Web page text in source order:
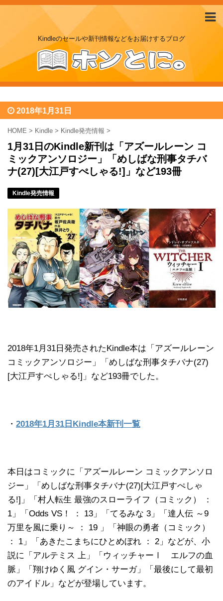
Kindleのセールや新刊情報などをお届けするブログ
2018年1月31日
HOME > Kindle > Kindle発売情報 >
1月31日のKindle新刊は「アズールレーン コ
ミックアンソロジー」「めしばな刑事タチバ
ナ(27)[大江戸すぺしゃる!]」など193冊
Kindle発売情報
2018年1月31日発売されたKindle本は「アズールレーン
コミックアンソロジー」「めしばな刑事タチバナ(27)
[大江戸すぺしゃる!]」など193冊でした。
・ 2018年1月31日Kindle本新刊一覧
本日はコミックに「アズールレーン コミックアンソロ
ジー」「めしばな刑事タチバナ(27)[大江戸すぺしゃ
る!]」「村人転生 最強のスローライフ（コミック） ：
1」「Odds VS！ ： 13」「てるみな 3」「達人伝 ～9
万里を風に乗り～ ： 19 」「神眼の勇者（コミック）
： 1」「あきたこまちにひとめぼれ ： 2」などが、小
説に「アルテミス 上」「ウィッチャーⅠ エルフの血
脈」「翔けゆく風 グイン・サーガ」「最後にして最初
のアイドル」などが登場しています。